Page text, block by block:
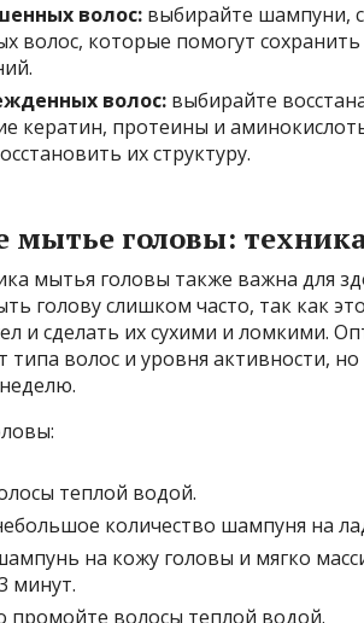
волос: выбирайте шампуни,
волос, которые помогут
волос: выбирайте
кератин, протеины и
их структуру.
мытье головы:
мытья головы также важна для
голову слишком часто, так как
и сделать их сухими и ломкими.
типа волос и уровня активности,
теплой водой.
количество шампуня на
на кожу головы и мягко
минут.
промойте волосы теплой водой.